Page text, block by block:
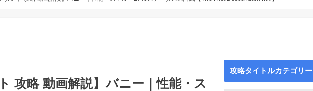
攻略 動画解説】バニー｜性能・ス
攻略タイトルカテゴリー